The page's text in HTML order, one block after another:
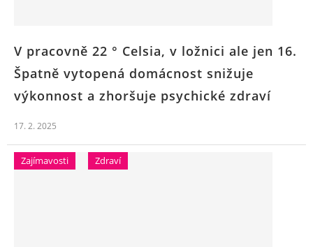
V pracovně 22 ° Celsia, v ložnici ale jen 16.
Špatně vytopená domácnost snižuje
výkonnost a zhoršuje psychické zdraví
17. 2. 2025
Zajímavosti Zdraví